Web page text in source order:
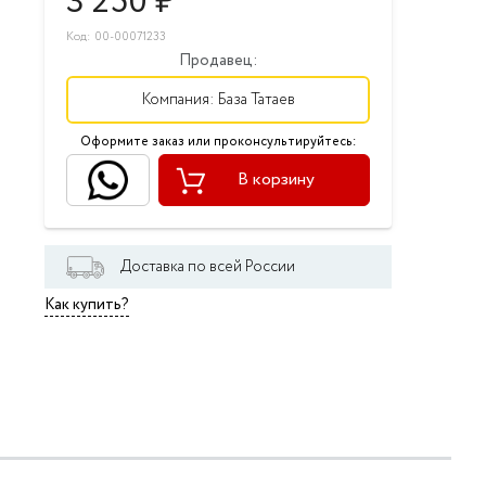
Код: 00-00071233
Продавец:
Компания: База Татаев
Оформите заказ или проконсультируйтесь:
В корзину
Доставка по всей России
Как купить?